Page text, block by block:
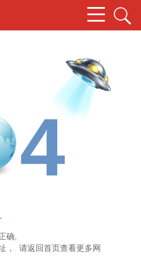
4
确,
， 请返回首页查看更多网